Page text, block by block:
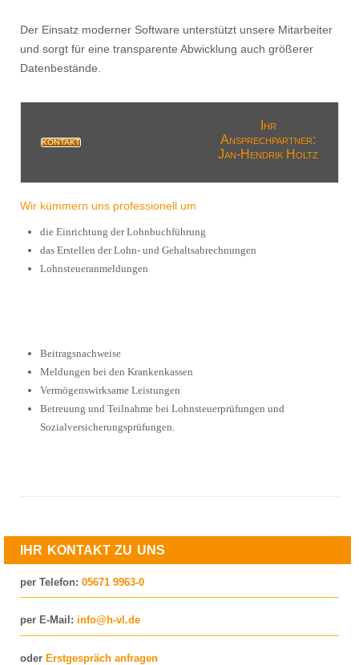
Der Einsatz moderner Software unterstützt unsere Mitarbeiter
und sorgt für eine transparente Abwicklung auch größerer
Datenbestände.
Ihr
Ansprechpartner:
Jan-Hendrik Holtz
KONTAKT
Wir kümmern uns professionell um
die Einrichtung der Lohnbuchführung
das Erstellen der Lohn- und Gehaltsabrechnungen
Lohnsteueranmeldungen
Beitragsnachweise
Meldungen bei den Krankenkassen
Vermögenswirksame Leistungen
Betreuung und Teilnahme bei Lohnsteuerprüfungen und
Sozialversicherungsprüfungen.
IHR KONTAKT ZU UNS
per Telefon: 05671 9963-0
per E-Mail: info@h-vl.de
oder Erstgespräch anfragen